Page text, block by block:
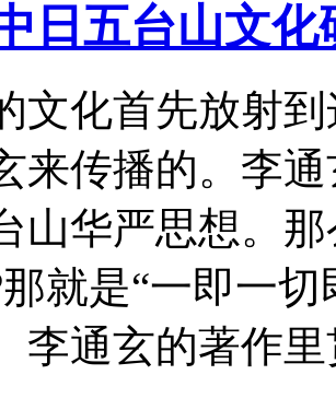
日五台山文化
文化首先放射
来传播的。 李通
山华严思想。
就是“一即一
李通玄的著作